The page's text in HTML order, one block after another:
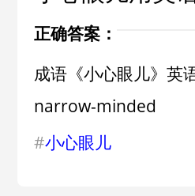
正确答案：
成语《小心眼儿》英
narrow-minded
#小心眼儿